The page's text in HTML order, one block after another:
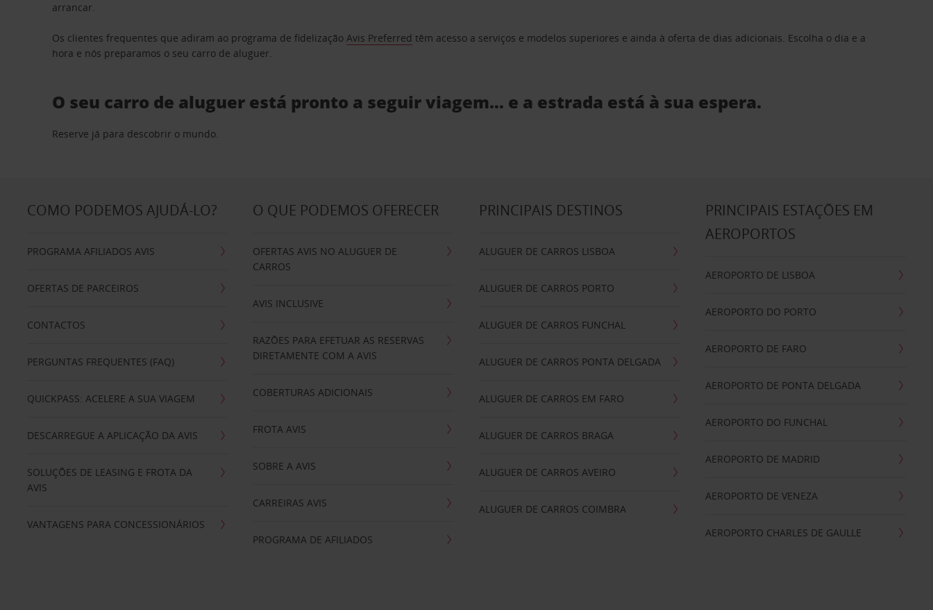
arrancar.
Os clientes frequentes que adiram ao programa de fidelizaçãoAvis Preferred têm acesso a serviços e modelos superiores e ainda à oferta de dias adicionais. Escolha o dia e a
hora e nós preparamos o seu carro de aluguer.
O seu carro de aluguer está pronto a seguir viagem… e a estrada está à sua espera.
Reserve já para descobrir o mundo.
COMO PODEMOS AJUDÁ-LO?
PROGRAMA AFILIADOS AVIS
OFERTAS DE PARCEIROS
CONTACTOS
PERGUNTAS FREQUENTES (FAQ)
QUICKPASS: ACELERE A SUA VIAGEM
DESCARREGUE A APLICAÇÃO DA AVIS
SOLUÇÕES DE LEASING E FROTA DA
AVIS
VANTAGENS PARA CONCESSIONÁRIOS
O QUE PODEMOS OFERECER
OFERTAS AVIS NO ALUGUER DE
CARROS
AVIS INCLUSIVE
RAZÕES PARA EFETUAR AS RESERVAS
DIRETAMENTE COM A AVIS
COBERTURAS ADICIONAIS
FROTA AVIS
SOBRE A AVIS
CARREIRAS AVIS
PROGRAMA DE AFILIADOS
PRINCIPAIS DESTINOS
ALUGUER DE CARROS LISBOA
ALUGUER DE CARROS PORTO
ALUGUER DE CARROS FUNCHAL
ALUGUER DE CARROS PONTA DELGADA
ALUGUER DE CARROS EM FARO
ALUGUER DE CARROS BRAGA
ALUGUER DE CARROS AVEIRO
ALUGUER DE CARROS COIMBRA
PRINCIPAIS ESTAÇÕES EM
AEROPORTOS
AEROPORTO DE LISBOA
AEROPORTO DO PORTO
AEROPORTO DE FARO
AEROPORTO DE PONTA DELGADA
AEROPORTO DO FUNCHAL
AEROPORTO DE MADRID
AEROPORTO DE VENEZA
AEROPORTO CHARLES DE GAULLE